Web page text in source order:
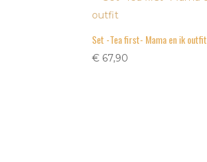
Set -Tea first- Mama en ik outfit
€ 67,90